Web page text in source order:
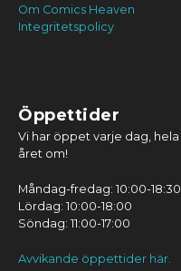
Om Comics Heaven
Integritetspolicy
Öppettider
Vi har öppet varje dag, hela
året om!
Måndag-fredag: 10:00-18:30
Lördag: 10:00-18:00
Söndag: 11:00-17:00
Avvikande öppettider här.